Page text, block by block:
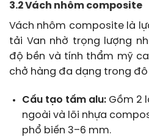
3.2 Vách nhôm composite
Vách nhôm composite là
tải Van nhờ trọng lượng
độ bền và tính thẩm mỹ
chở hàng đa dạng trong
Cấu tạo tấm alu:Gồm 2
ngoài và lõi nhựa
phổ biến 3–6 mm.